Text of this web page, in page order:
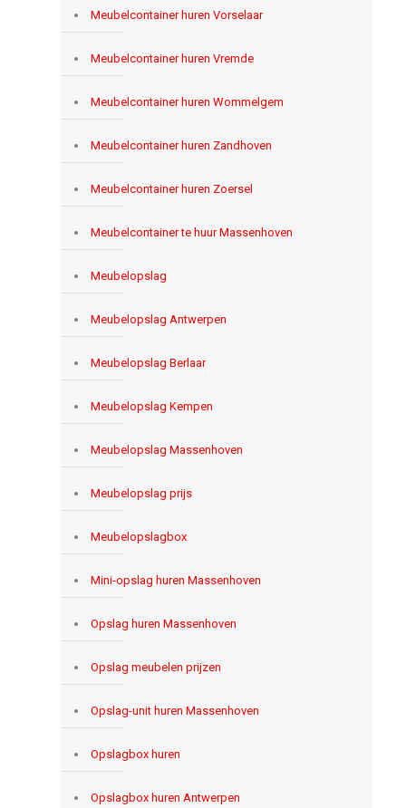
Meubelcontainer huren Vorselaar
Meubelcontainer huren Vremde
Meubelcontainer huren Wommelgem
Meubelcontainer huren Zandhoven
Meubelcontainer huren Zoersel
Meubelcontainer te huur Massenhoven
Meubelopslag
Meubelopslag Antwerpen
Meubelopslag Berlaar
Meubelopslag Kempen
Meubelopslag Massenhoven
Meubelopslag prijs
Meubelopslagbox
Mini-opslag huren Massenhoven
Opslag huren Massenhoven
Opslag meubelen prijzen
Opslag-unit huren Massenhoven
Opslagbox huren
Opslagbox huren Antwerpen